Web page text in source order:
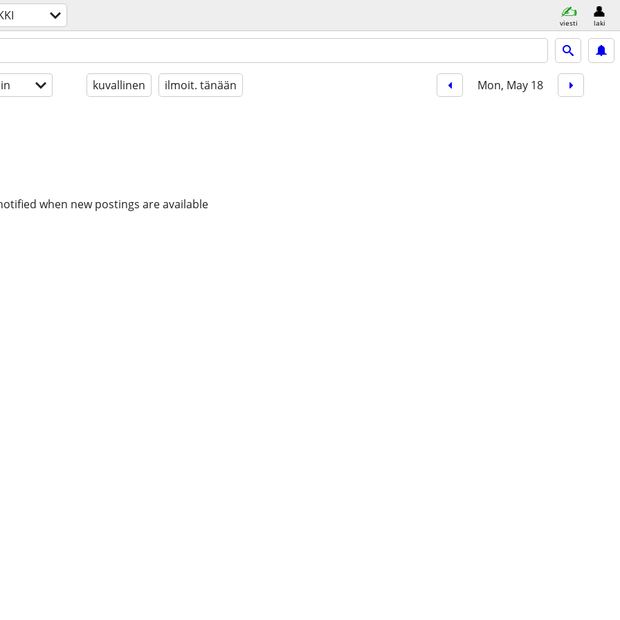
viesti laki
kuvallinen ilmoit. tänään Mon, May 18
when new postings are available